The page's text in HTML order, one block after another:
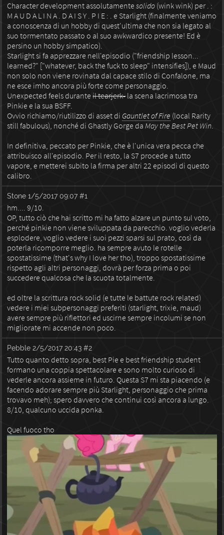
Character development assolutamentesolido (wink wink) per . :
M A U D A L I N A . D A I S Y . P I E : . e Starlight (finalmente veniamo
a conoscenza di un hobby di quest'ultima che non sia legato al
suo tormentato passato o al suo awkwardico presente! Ed è
persino un hobby simpatico).
Starlight si fa apprezzare nell'episodio ("friendship lesson...
learned?" ["whatever, back the fuck to sleep" intensifies]), e Maud
non solo non viene rovinata dal capace stilo di Confalone, ma
ne esce imho ancora più forte come personaggio.
Unexpected feels duranteil tearjerk-la scena lacrimosa tra
Pinkie e la sua BSFF.
Ovvio richiamo/riutilizzo di asset di Gauntlet of Fire (local Rarity
still fabulous), nonché di Ghastly Gorge daMay the Best Pet Win.
In definitiva, peccato per Pinkie, che è l'unica vera pecca che
attribuisco all'episodio. Per il resto, la S7 procede a tutto
vapore, e metterei subito la firma per altri 22 episodi di questo
calibro.
Stone 1/5/2017 09:07 #1
hm.... 9/10.
OP, tutto ciò che hai scritto mi ha fatto alzare un punto sul voto,
perché pinkie non viene sviluppata da parecchio. voglio vederla
esplodere, voglio vedere i suoi pezzi sparsi sul prato, così da
poterla ricomporre meglio. ha sempre avuto le rotelle
spostatissime (that's why I love her tho), troppo spostatissime
rispetto agli altri personaggi, dovrà per forza prima o poi
succedere qualcosa che la scuota totalmente.
ed oltre la scrittura rock solid (e tutte le battute rock related)
vedere i miei subpersonaggi preferiti (starlight, trixie, maud)
avere sempre più riflettori ed uscirne sempre incolumi se non
migliorate mi accende non poco.
Pebble 2/5/2017 20:43 #2
Tutto quanto detto sopra, best Pie e best friendship student
formano una coppia spettacolare e sono molto curioso di
vederle ancora assieme in futuro. Questa S7 mi sta piacendo (e
facendo adorare sempre più Starlight, personaggio che prima
trovavo meh); spero davvero che continui così ancora a lungo.
8/10, qualcuno uccida ponka.
Quel fuoco tho